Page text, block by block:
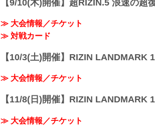
【9/10(木)開催】超RIZIN.5 浪速の超
≫ 大会情報／チケット
≫ 対戦カード
【10/3(土)開催】RIZIN LANDMARK
≫ 大会情報／チケット
【11/8(日)開催】RIZIN LANDMARK
≫ 大会情報／チケット